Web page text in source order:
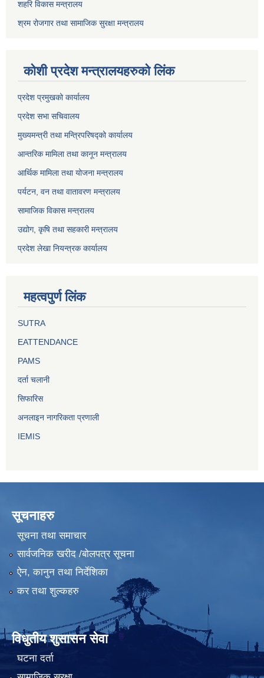
शहरि विकास मन्त्रालय
श्रम रोजगार तथा सामाजिक सुरक्षा मन्त्रालय
कोशी प्रदेश मन्त्रालयहरुको लिंक
प्रदेश प्रमुखको कार्यालय
प्रदेश सभा सचिवालय
मुख्यमन्त्री तथा मन्त्रिपरिषद्को कार्यालय
आन्तरिक मामिला तथा कानून मन्त्रालय
आर्थिक मामिला तथा योजना मन्त्रालय
पर्यटन, वन तथा वातावरण मन्त्रालय
सामाजिक विकास मन्त्रालय
उद्योग, कृषि तथा सहकारी मन्त्रालय
प्रदेश लेखा नियन्त्रक कार्यालय
महत्वपुर्ण लिंक
SUTRA
EATTENDANCE
PAMS
दर्ता चलानी
सिफारिस
अनलाइन नागरिकता प्रणाली
IEMIS
सूचनाहरु
सूचना तथा समाचार
सार्वजनिक खरीद /बोलपत्र सूचना
ऐन, कानुन तथा निर्देशिका
कर तथा शुल्कहरु
विधुतीय शुसासन सेवा
घटना दर्ता